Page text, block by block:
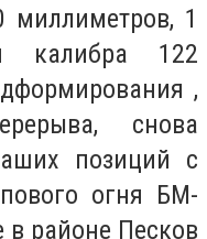
миллиметров, 1
калибра 122
,
снова
позиций с
огня БМ-
в районе Песков